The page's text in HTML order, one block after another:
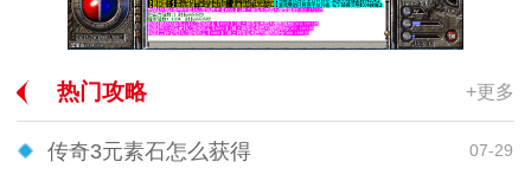
热门攻略 +更多
传奇3元素石怎么获得 07-29